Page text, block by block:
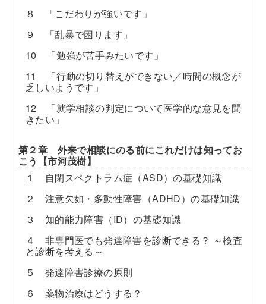
８ 「こだわりが強いです」
９ 「乱暴で困ります」
10 「勉強が苦手みたいです」
11 「行動の切り替えができない／時間の概念が
乏しいようです」
12 「就学相談の判定について医学的な意見を聞
きたい」
第２章 外来で相談にのる前にこれだけは知ってお
こう【市河茂樹】
１ 自閉スペクトラム症（ASD）の基礎知識
２ 注意欠如・多動性障害（ADHD）の基礎知識
３ 知的能力障害（ID）の基礎知識
４ 非専門医でも発達障害を診断できる？ ～検査
と診断を考える～
５ 発達障害診療の原則
６ 薬物治療はどうする？